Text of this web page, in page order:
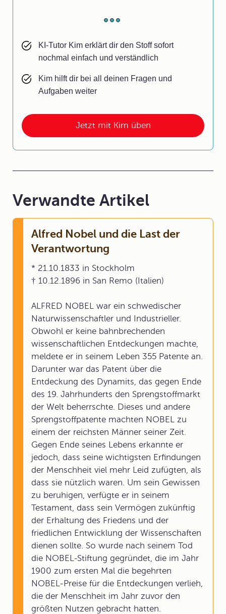
Jetzt mit Kim üben
KI-Tutor Kim erklärt dir den Stoff sofort
nochmal einfach und verständlich
Kim hilft dir bei all deinen Fragen und
Aufgaben weiter
Verwandte Artikel
Alfred Nobel und die Last der
Verantwortung
* 21.10.1833 in Stockholm
† 10.12.1896 in San Remo (Italien)
ALFRED NOBEL war ein schwedischer
Naturwissenschaftler und Industrieller.
Obwohl er keine bahnbrechenden
wissenschaftlichen Entdeckungen machte,
meldete er in seinem Leben 355 Patente an.
Darunter war das Patent über die
Entdeckung des Dynamits, das gegen Ende
des 19. Jahrhunderts den Sprengstoffmarkt
der Welt beherrschte. Dieses und andere
Sprengstoffpatente machten NOBEL zu
einem der reichsten Männer seiner Zeit.
Gegen Ende seines Lebens erkannte er
jedoch, dass seine wichtigsten Erfindungen
der Menschheit viel mehr Leid zufügten, als
dass sie nützlich waren. Um sein Gewissen
zu beruhigen, verfügte er in seinem
Testament, dass sein Vermögen zukünftig
der Erhaltung des Friedens und der
friedlichen Entwicklung der Wissenschaften
dienen sollte. So wurde nach seinem Tod
die NOBEL-Stiftung gegründet, die im Jahr
1900 zum ersten Mal die begehrten
NOBEL-Preise für die Entdeckungen verlieh,
die der Menschheit im Jahr zuvor den
größten Nutzen gebracht hatten.